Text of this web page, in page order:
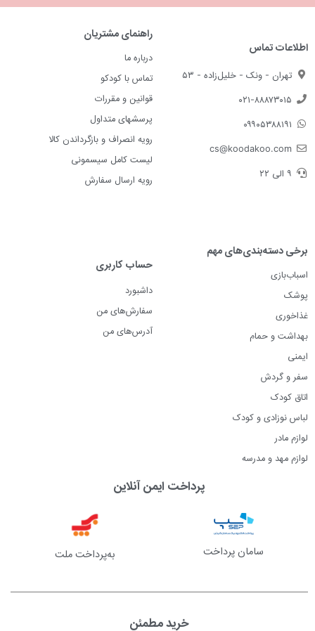
اطلاعات تماس
تهران - ونک - خلیل‌زاده - ۵۳
۰۲۱-۸۸۸۷۳۰۱۵
۰۹۹۰۵۳۸۸۱۹۱
cs@koodakoo.com
۹ الی ۲۲
راهنمای مشتریان
درباره ما
تماس با کودکو
قوانین و مقررات
پرسشهای متداول
رویه انصراف و بازگرداندن کالا
لیست کامل سیسمونی
رویه ارسال سفارش
برخی دسته‌بندی‌های مهم
اسباب‌بازی
پوشک
غذاخوری
بهداشت و حمام
ایمنی
سفر و گردش
اتاق کودک
لباس نوزادی و کودک
لوازم مادر
لوازم مهد و مدرسه
حساب کاربری
داشبورد
سفارش‌های من
آدرس‌های من
پرداخت ایمن آنلاین
سامان پرداخت به‌پرداخت ملت
خرید مطمئن